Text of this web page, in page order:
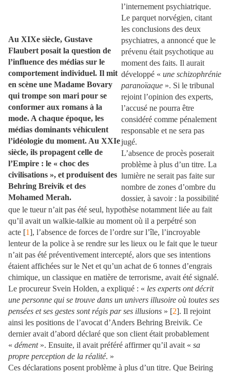
Au XIXe siècle, Gustave
Flaubert posait la question de
l’influence des médias sur le
comportement individuel. Il mit
en scène une Madame Bovary
qui trompe son mari pour se
conformer aux romans à la
mode. A chaque époque, les
médias dominants véhiculent
l’idéologie du moment. Au XXIe
siècle, ils propagent celle de
l’Empire : le « choc des
civilisations », et produisent des
Behring Breivik et des
Mohamed Merah.
l’internement psychiatrique.
Le parquet norvégien, citant
les conclusions des deux
psychiatres, a annoncé que le
prévenu était psychotique au
moment des faits. Il aurait
développé « une schizophrénie
paranoïaque ». Si le tribunal
rejoint l’opinion des experts,
l’accusé ne pourra être
considéré comme pénalement
responsable et ne sera pas
jugé.
L’absence de procès poserait
problème à plus d’un titre. La
lumière ne serait pas faite sur
nombre de zones d’ombre du
dossier, à savoir : la possibilité
que le tueur n’ait pas été seul, hypothèse notamment liée au fait
qu’il avait un walkie-talkie au moment où il a perpétré son
acte [1], l’absence de forces de l’ordre sur l’île, l’incroyable
lenteur de la police à se rendre sur les lieux ou le fait que le tueur
n’ait pas été préventivement intercepté, alors que ses intentions
étaient affichées sur le Net et qu’un achat de 6 tonnes d’engrais
chimique, un classique en matière de terrorisme, avait été signalé.
Le procureur Svein Holden, a expliqué : « les experts ont décrit
une personne qui se trouve dans un univers illusoire où toutes ses
pensées et ses gestes sont régis par ses illusions » [2]. Il rejoint
ainsi les positions de l’avocat d’Anders Behring Breivik. Ce
dernier avait d’abord déclaré que son client était probablement
« dément». Ensuite, il avait préféré affirmer qu’il avait « sa
propre perception de la réalité. »
Ces déclarations posent problème à plus d’un titre. Que Beiring